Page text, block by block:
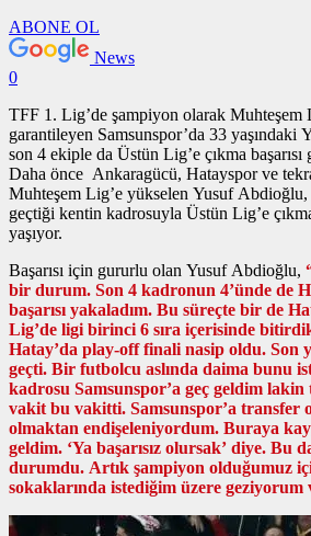
ABONE OL
News
0
TFF 1. Lig’de şampiyon olarak Muhteşem
garantileyen Samsunspor’da 33 yaşındaki
son 4 ekiple da Üstün Lig’e çıkma başarısı
Daha önce Ankaragücü, Hatayspor ve
Muhteşem Lig’e yükselen Yusuf
geçtiği kentin kadrosuyla Üstün Lig’e
yaşıyor.
Başarısı için gururlu olan Yusuf Abdioğlu,
bir durum. Son 4 kadronun 4’ünde de
başarısı yakaladım. Bu süreçte bir de
Lig’de ligi birinci 6 sıra içerisinde
Hatay’da play-off finali nasip oldu. Son
geçti. Bir futbolcu aslında daima bunu
kadrosu Samsunspor’a geç geldim
vakit bu vakitti. Samsunspor’a transfer
olmaktan endişeleniyordum. Buraya
geldim. ‘Ya başarısız olursak’ diye. Bu
durumdu. Artık şampiyon olduğumuz
sokaklarında istediğim üzere geziyorum